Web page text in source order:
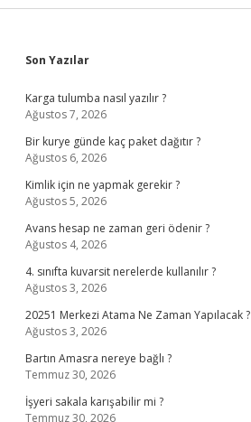
Sidebar
Son Yazılar
Karga tulumba nasıl yazılır ?
Ağustos 7, 2026
Bir kurye günde kaç paket dağıtır ?
Ağustos 6, 2026
Kimlik için ne yapmak gerekir ?
Ağustos 5, 2026
Avans hesap ne zaman geri ödenir ?
Ağustos 4, 2026
4. sınıfta kuvarsit nerelerde kullanılır ?
Ağustos 3, 2026
20251 Merkezi Atama Ne Zaman Yapılacak ?
Ağustos 3, 2026
Bartın Amasra nereye bağlı ?
Temmuz 30, 2026
İşyeri sakala karışabilir mi ?
Temmuz 30, 2026